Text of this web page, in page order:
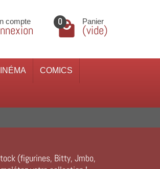
compte 0 Panier
(vide)
COMICS
(figurines, Bitty, Jmbo,